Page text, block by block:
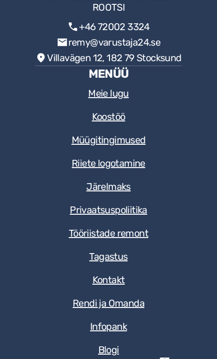
ROOTSI
+46 72002 3324
remy@varustaja24.se
Villavägen 12, 182 79 Stocksund
MENÜÜ
Meie lugu
Koostöö
Müügitingimused
Riiete logotamine
Järelmaks
Privaatsuspoliitika
Tööriistade remont
Tagastus
Kontakt
Rendi ja Omanda
Infopank
Blogi